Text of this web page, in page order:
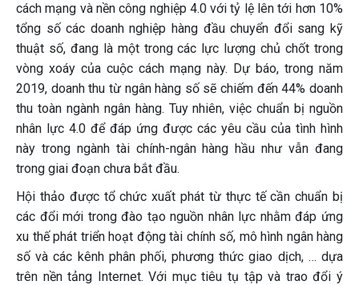
cách mạng và nền công nghiệp 4.0 với tỷ lệ lên tới hơn 10%
tổng số các doanh nghiệp hàng đầu chuyển đổi sang kỹ
thuật số, đang là một trong các lực lượng chủ chốt trong
vòng xoáy của cuộc cách mạng này. Dự báo, trong năm
2019, doanh thu từ ngân hàng số sẽ chiếm đến 44% doanh
thu toàn ngành ngân hàng. Tuy nhiên, việc chuẩn bị nguồn
nhân lực 4.0 để đáp ứng được các yêu cầu của tình hình
này trong ngành tài chính-ngân hàng hầu như vẫn đang
trong giai đoạn chưa bắt đầu.
Hội thảo được tổ chức xuất phát từ thực tế cần chuẩn bị
các đổi mới trong đào tạo nguồn nhân lực nhằm đáp ứng
xu thế phát triển hoạt động tài chính số, mô hình ngân hàng
số và các kênh phân phối, phương thức giao dịch, … dựa
trên nền tảng Internet. Với mục tiêu tụ tập và trao đổi ý